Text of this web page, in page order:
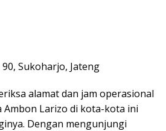
90, Sukoharjo, Jateng
alamat dan jam operasional
Larizo di kota-kota ini
Dengan mengunjungi